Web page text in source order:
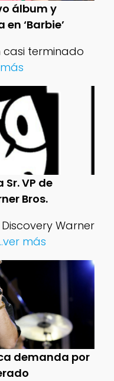
álbum y
‘Barbie’
casi terminado
VP de
Bros.
Warner
más
demanda por